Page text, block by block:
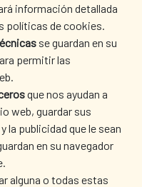
información detallada
políticas de cookies.
se guardan en su
permitir las
que nos ayudan a
web, guardar sus
la publicidad que le sean
en su navegador
alguna o todas estas